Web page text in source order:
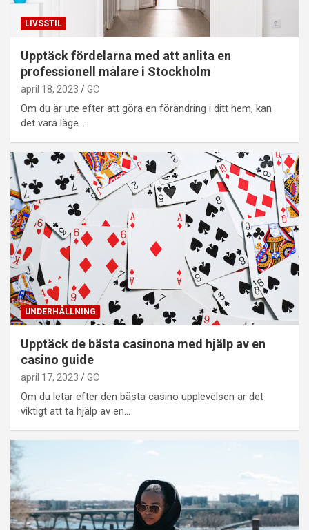
LIVSSTIL
Upptäck fördelarna med att anlita en
professionell målare i Stockholm
april 18, 2023 GC
Om du är ute efter att göra en förändring i ditt hem, kan
det vara läge…
UNDERHÅLLNING
Upptäck de bästa casinona med hjälp av en
casino guide
april 17, 2023 GC
Om du letar efter den bästa casino upplevelsen är det
viktigt att ta hjälp av en…